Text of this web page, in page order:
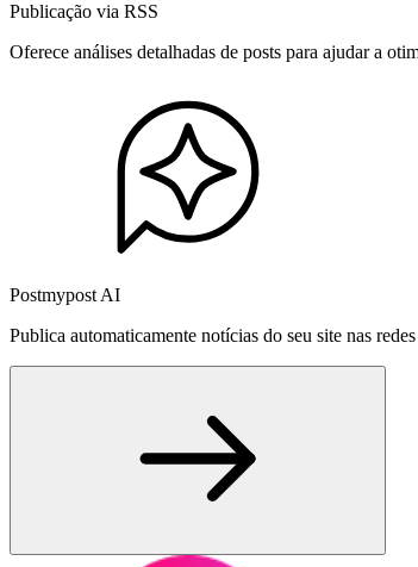
Publicação via RSS
Oferece análises detalhadas de posts para ajudar a
Postmypost AI
Publica automaticamente notícias do seu site nas